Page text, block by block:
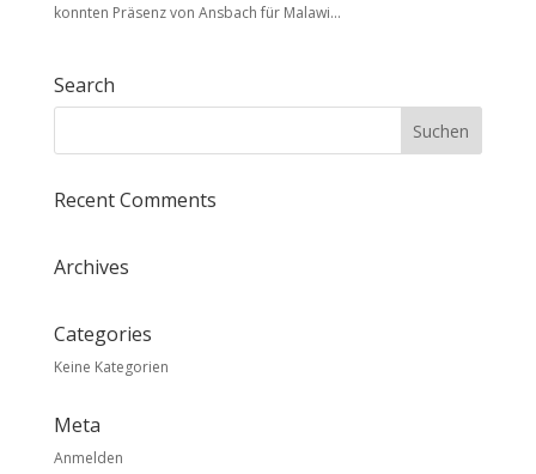
konnten Präsenz von Ansbach für Malawi...
Search
Recent Comments
Archives
Categories
Keine Kategorien
Meta
Anmelden